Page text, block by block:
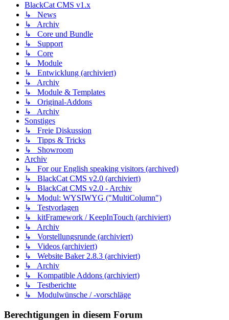
BlackCat CMS v1.x
↳ News
↳ Archiv
↳ Core und Bundle
↳ Support
↳ Core
↳ Module
↳ Entwicklung (archiviert)
↳ Archiv
↳ Module & Templates
↳ Original-Addons
↳ Archiv
Sonstiges
↳ Freie Diskussion
↳ Tipps & Tricks
↳ Showroom
Archiv
↳ For our English speaking visitors (archived)
↳ BlackCat CMS v2.0 (archiviert)
↳ BlackCat CMS v2.0 - Archiv
↳ Modul: WYSIWYG ("MultiColumn")
↳ Testvorlagen
↳ kitFramework / KeepInTouch (archiviert)
↳ Archiv
↳ Vorstellungsrunde (archiviert)
↳ Videos (archiviert)
↳ Website Baker 2.8.3 (archiviert)
↳ Archiv
↳ Kompatible Addons (archiviert)
↳ Testberichte
↳ Modulwünsche / -vorschläge
Berechtigungen in diesem Forum